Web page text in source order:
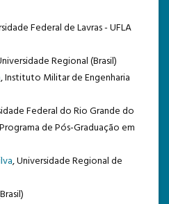
Federal de Lavras - UFLA
Regional (Brasil)
, Instituto Militar de Engenharia
Federal do Rio Grande do
de Pós-Graduação em
, Universidade Regional de